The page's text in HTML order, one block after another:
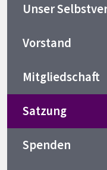
Unser
Vorstand
Mitgliedschaft
Satzung
Spenden